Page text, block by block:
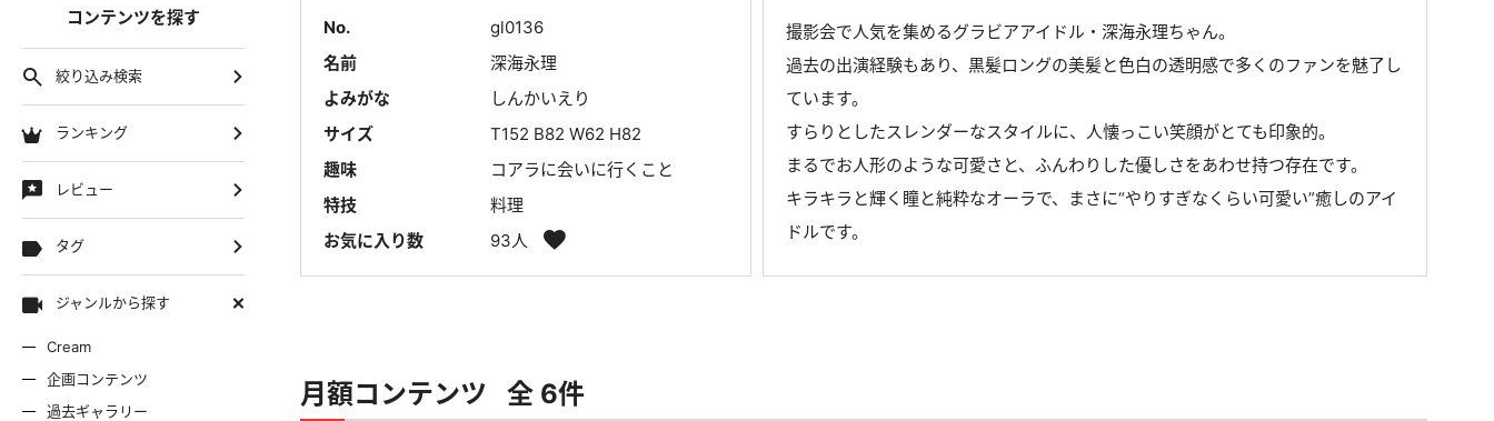
コンテンツを探す
絞り込み検索
ランキング
レビュー
タグ
ジャンルから探す
Cream
企画コンテンツ
過去ギャラリー
No.
gl0136
名前
深海永理
よみがな
しんかいえり
サイズ
T152 B82 W62 H82
趣味
コアラに会いに行くこと
特技
料理
お気に入り数
93人
撮影会で人気を集めるグラビアアイドル・深海永理ちゃん。
過去の出演経験もあり、黒髪ロングの美髪と色白の透明感で多くのファンを魅了し
ています。
すらりとしたスレンダーなスタイルに、人懐っこい笑顔がとても印象的。
まるでお人形のような可愛さと、ふんわりした優しさをあわせ持つ存在です。
キラキラと輝く瞳と純粋なオーラで、まさに“やりすぎなくらい可愛い”癒しのアイ
ドルです。
月額コンテンツ 全 6件